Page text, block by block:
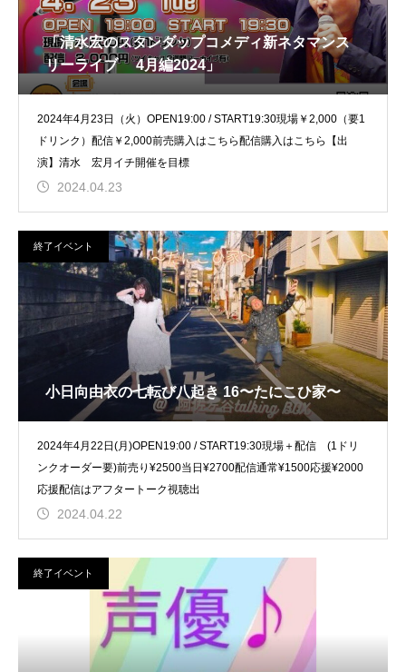
「清水宏のスタンダップコメディ新ネタマンス
リーライブ 4月編2024」
2024年4月23日（火）OPEN19:00 / START19:30現場￥2,000（要1
ドリンク）配信￥2,000前売購入はこちら配信購入はこちら【出
演】清水 宏月イチ開催を目標
2024.04.23
終了イベント
小日向由衣の七転び八起き 16〜たにこひ家〜
2024年4月22日(月)OPEN19:00 / START19:30現場＋配信 (1ドリ
ンクオーダー要)前売り¥2500当日¥2700配信通常¥1500応援¥2000
応援配信はアフタートーク視聴出
2024.04.22
終了イベント